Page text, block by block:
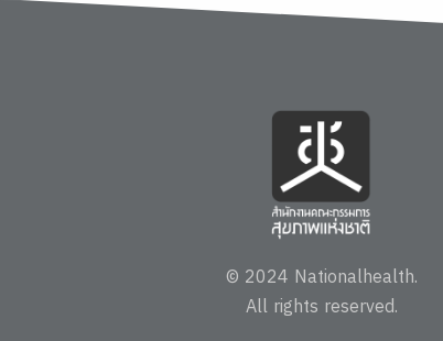
© 2024 Nationalhealth.
All rights reserved.